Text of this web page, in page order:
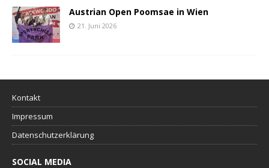
Austrian Open Poomsae in Wien
21. Juni 2026
Kontakt
Impressum
Datenschutzerklärung
SOCIAL MEDIA